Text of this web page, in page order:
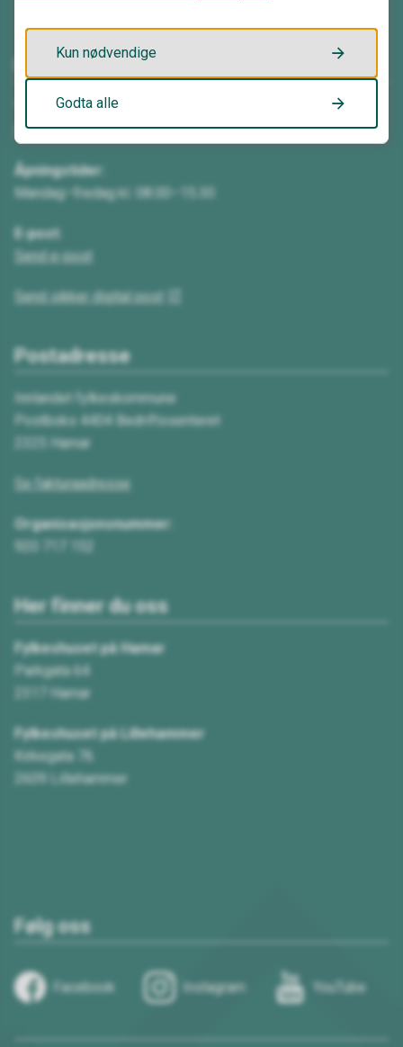
Kontakt oss
Telefon:
62 00 08 80
Åpningstider:
Mandag–fredag kl. 08.00–15.30
E-post:
Send e-post
Send sikker digital post
Postadresse
Innlandet fylkeskommune
Postboks 4404 Bedriftssenteret
2325 Hamar
Se fakturaadresse
Organisasjonsnummer:
920 717 152
Her finner du oss
Fylkeshuset på Hamar
Parkgata 64
2317 Hamar
Fylkeshuset på Lillehammer
Kirkegata 76
2609 Lillehammer
Følg oss
Facebook Instagram YouTube
Kun nødvendige
Godta alle